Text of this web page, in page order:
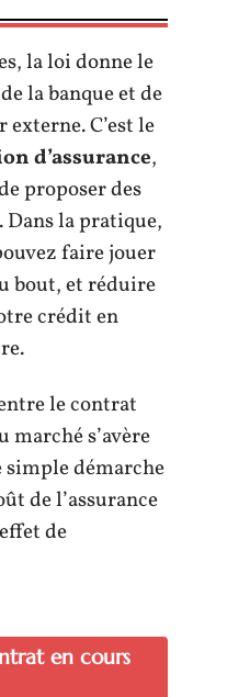
la loi donne le
la banque et de
C’est le
d’assurance,
proposer des
Dans la pratique,
faire jouer
bout, et réduire
crédit en
le contrat
marché s’avère
démarche
de l’assurance
de
en cours